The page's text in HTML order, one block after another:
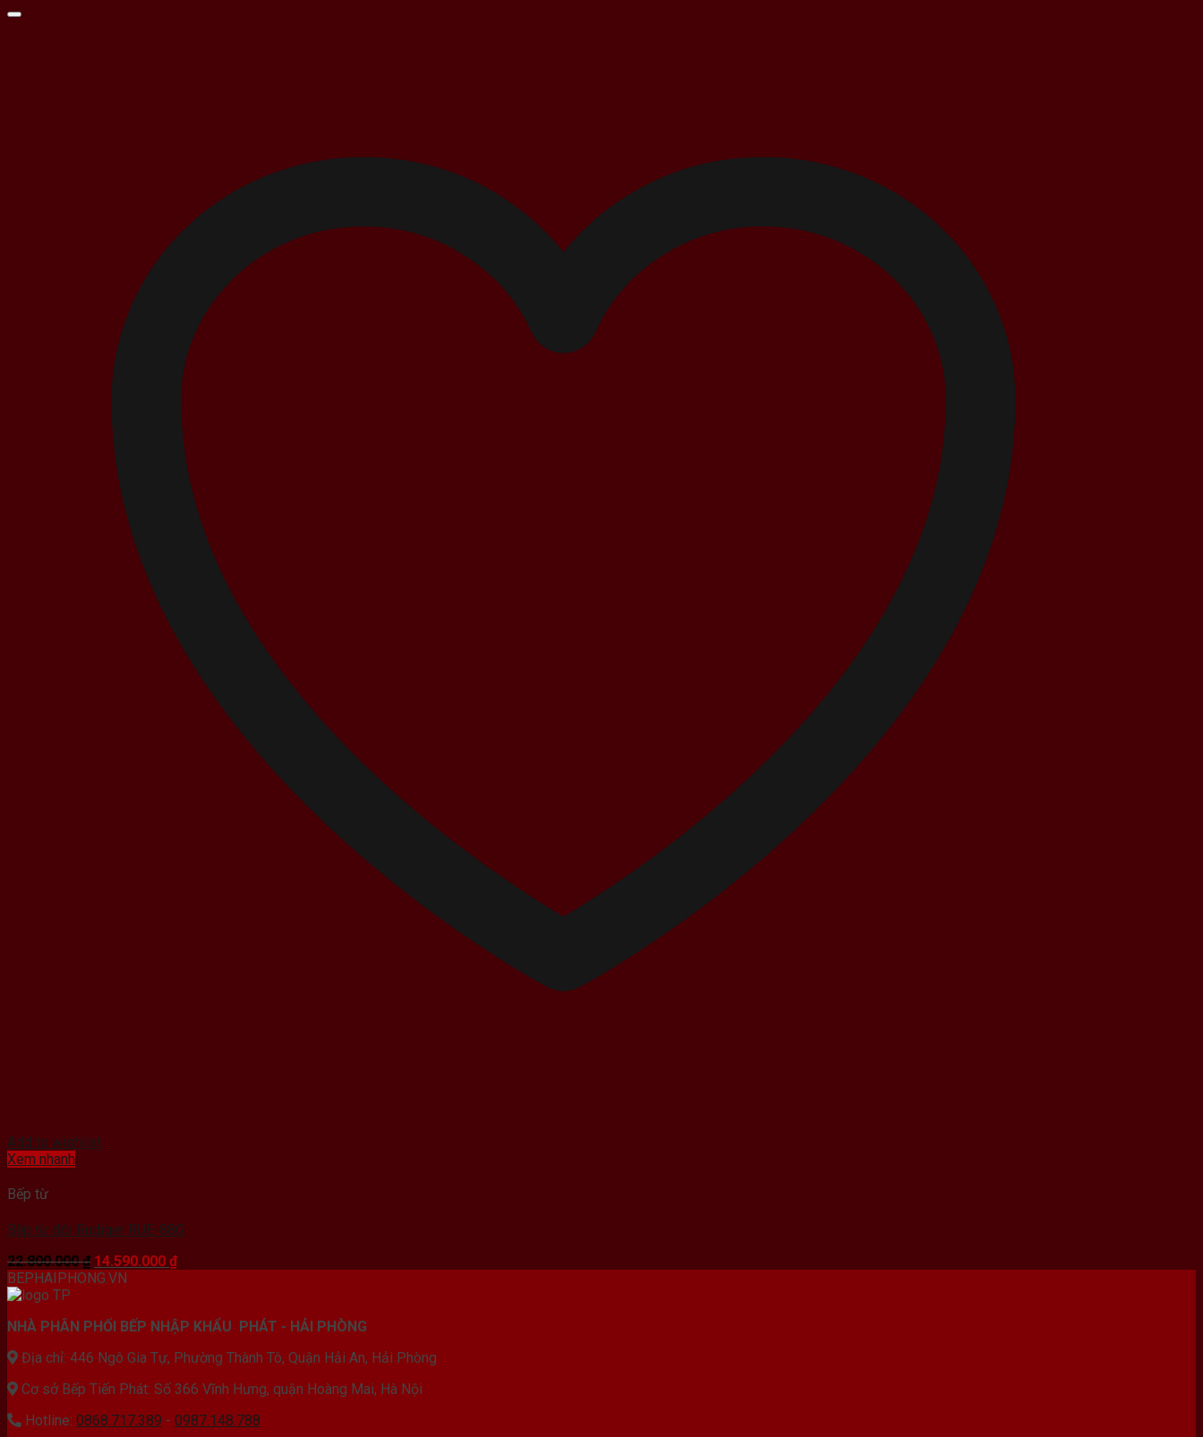
Add to wishlist
Xem nhanh
Bếp từ
Bếp từ đôi Rudiger RUE-88G
22.800.000₫ Giá
gốc
14.590.000 ₫Giá
14.590.000 ₫.
BEPHAIPHONG.VN
NHÀ PHÂN PHỐI BẾP NHẬP KHẨU PHÁT - HẢI PHÒNG
Địa chỉ: 446 Ngô Gia Tự, Phường Thành Tô, Quận Hải An, Hải Phòng
Cơ sở Bếp Tiến Phát: Số 366 Vĩnh Hưng, quận Hoàng Mai, Hà Nội
Hotline: 0868.717.389 - 0987.148.788